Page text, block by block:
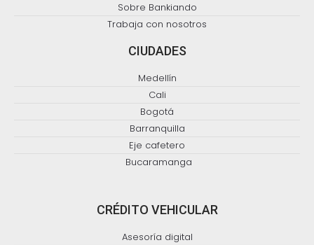
Sobre Bankiando
Trabaja con nosotros
CIUDADES
Medellín
Cali
Bogotá
Barranquilla
Eje cafetero
Bucaramanga
CRÉDITO VEHICULAR
Asesoría digital